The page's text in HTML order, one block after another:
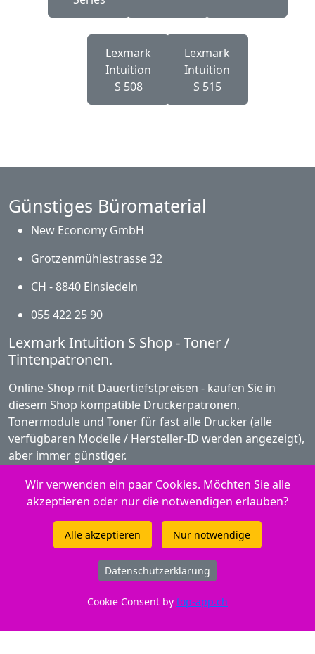
Lexmark
Intuition
S 508
Lexmark
Intuition
S 515
Günstiges Büromaterial
New Economy GmbH
Grotzenmühlestrasse 32
CH - 8840 Einsiedeln
055 422 25 90
Lexmark Intuition S Shop - Toner /
Tintenpatronen.
Online-Shop mit Dauertiefstpreisen - kaufen Sie in
diesem Shop kompatible Druckerpatronen,
Tonermodule und Toner für fast alle Drucker (alle
verfügbaren Modelle / Hersteller-ID werden angezeigt),
aber immer günstiger.
2026 - Topangebot.ch
Peach Produkte - Fotopapier
Peach Produkte - Ink Jet
Service / Infos Tintenpatronen Shop
Snap and print - So funktioniert es
Wir verwenden ein paar Cookies. Möchten Sie alle
akzeptieren oder nur die notwendigen erlauben?
Alle akzeptieren Nur notwendige
Datenschutzerklärung
Cookie Consent by top-app.ch